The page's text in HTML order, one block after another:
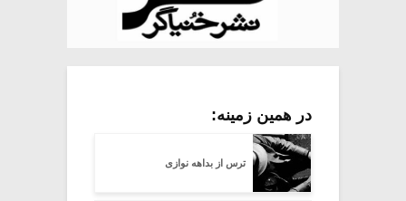
در همین زمینه:
ترس از بداهه نوازی